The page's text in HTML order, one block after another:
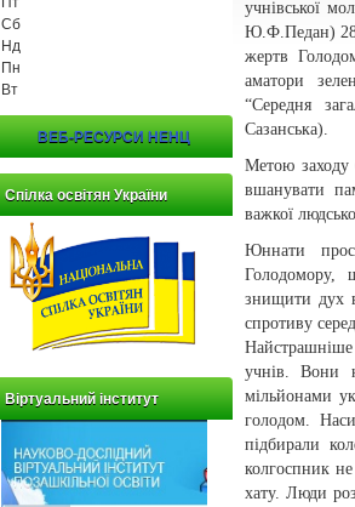
Сб
Нд
Пн
Вт
ВЕБ-РЕСУРСИ НЕНЦ
Спілка освітян України
Віртуальний інститут
учнівської
Ю.Ф.Педан) 28
жертв
аматори
“Середня
Сазанська).
Метою заходу
вшанувати
важкої
Юннати
Голодомору,
знищити дух
спротиву
Найстрашніше
учнів. Вони
мільйонами
голодом.
підбирали
колгоспник
хату. Люди